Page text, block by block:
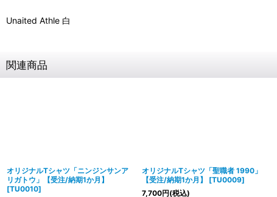
Unaited Athle 白
関連商品
オリジナルTシャツ「ニンジンサンア
リガトウ」【受注/納期1か月】
[TU0010]
オリジナルTシャツ「聖職者 1990」
【受注/納期1か月】
[TU0009]
7,700円(税込)